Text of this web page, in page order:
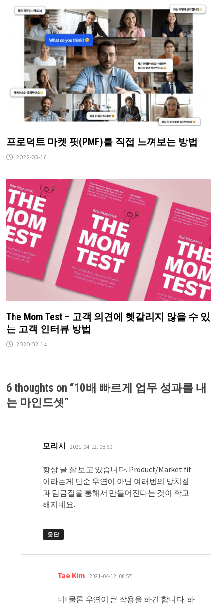
프로덕트 마켓 핏(PMF)를 직접 느껴보는 방법
2022-03-18
The Mom Test – 고객 의견에 헷갈리지 않을 수 있
는 고객 인터뷰 방법
2020-02-14
6 thoughts on “10배 빠르게 업무 성과를 내
는 마인드셋”
모리시 댓
글:
2021-04-12, 08:50
항상 글 잘 보고 있습니다. Product/Market fit
이라는게 단순 우연이 아닌 여러번의 망치질
과 담금질을 통해서 만들어진다는 것이 확고
해지네요.
응답
Tae Kim 댓
글:
2021-04-12, 08:57
네! 물론 우연이 큰 작용을 하긴 합니다. 하